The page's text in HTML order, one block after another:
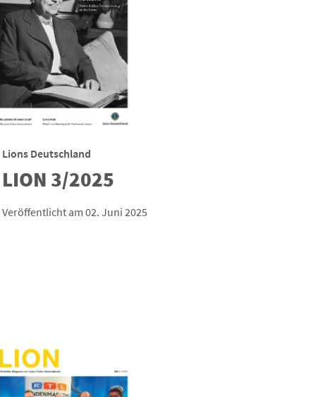
Lions Deutschland
LION 3/2025
Veröffentlicht am 02. Juni 2025